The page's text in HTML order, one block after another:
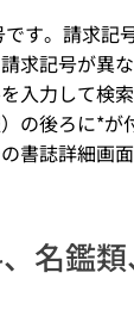
です。請求記
求記号が異な
入力して検
の後ろに*が
の書誌詳細画
名鑑